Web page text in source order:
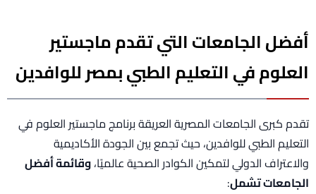
أفضل الجامعات التي تقدم ماجستير
العلوم في التعليم الطبي بمصر للوافدين
تقدم كبرى الجامعات المصرية العريقة برنامج ماجستير العلوم في
التعليم الطبي للوافدين، حيث تجمع بين الجودة الأكاديمية
والاعتراف الدولي لتمكين الكوادر الصحية عالميًا،وقائمة أفضل
الجامعات تشمل: